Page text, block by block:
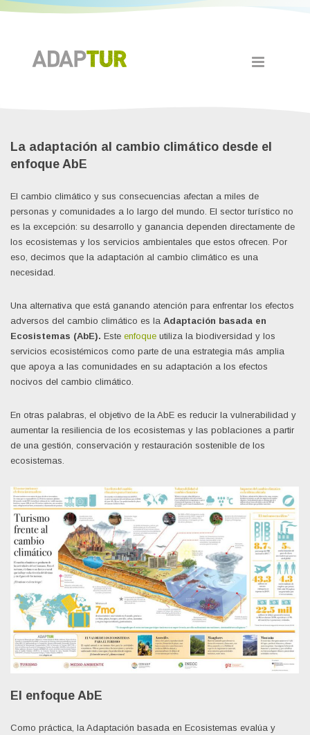
La adaptación al cambio climático desde el
enfoque AbE
El cambio climático y sus consecuencias afectan a miles de
personas y comunidades a lo largo del mundo. El sector turístico no
es la excepción: su desarrollo y ganancia dependen directamente de
los ecosistemas y los servicios ambientales que estos ofrecen. Por
eso, decimos que la adaptación al cambio climático es una
necesidad.
Una alternativa que está ganando atención para enfrentar los efectos
adversos del cambio climático es la Adaptación basada en
Ecosistemas (AbE). Este enfoque utiliza la biodiversidad y los
servicios ecosistémicos como parte de una estrategia más amplia
que apoya a las comunidades en su adaptación a los efectos
nocivos del cambio climático.
En otras palabras, el objetivo de la AbE es reducir la vulnerabilidad y
aumentar la resiliencia de los ecosistemas y las poblaciones a partir
de una gestión, conservación y restauración sostenible de los
ecosistemas.
El enfoque AbE
Como práctica, la Adaptación basada en Ecosistemas evalúa y